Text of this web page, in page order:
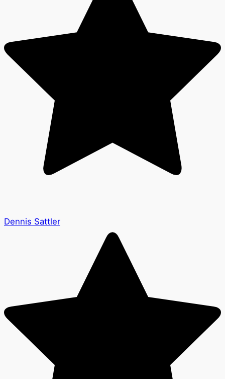
Dennis Sattler